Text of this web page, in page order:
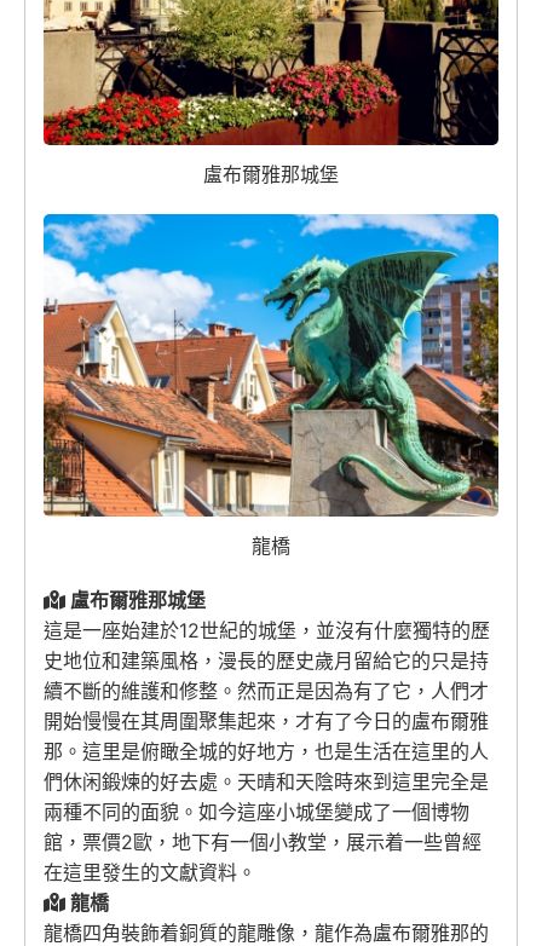
盧布爾雅那城堡
龍橋
盧布爾雅那城堡
這是一座始建於12世紀的城堡，並沒有什麼獨特的歷
史地位和建築風格，漫長的歷史歲月留給它的只是持
續不斷的維護和修整。然而正是因為有了它，人們才
開始慢慢在其周圍聚集起來，才有了今日的盧布爾雅
那。這里是俯瞰全城的好地方，也是生活在這里的人
們休闲鍛煉的好去處。天晴和天陰時來到這里完全是
兩種不同的面貌。如今這座小城堡變成了一個博物
館，票價2歐，地下有一個小教堂，展示着一些曾經
在這里發生的文獻資料。
龍橋
龍橋四角裝飾着銅質的龍雕像，龍作為盧布爾雅那的